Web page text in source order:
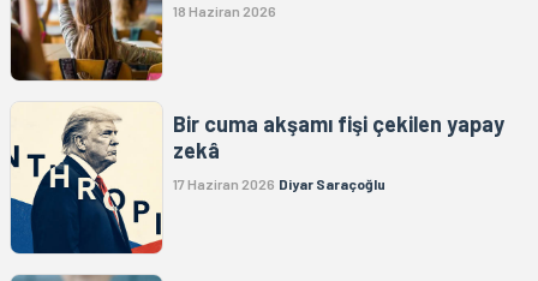
18 Haziran 2026
Bir cuma akşamı fişi çekilen yapay
zekâ
17 Haziran 2026 Diyar Saraçoğlu